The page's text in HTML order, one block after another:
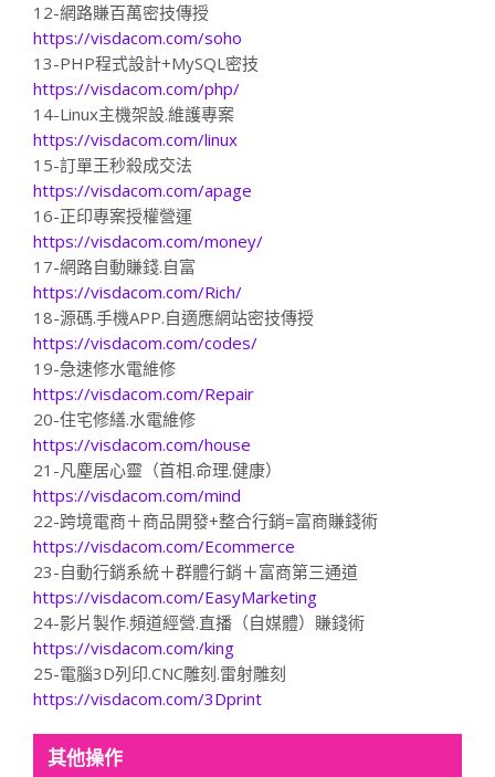
12-網路賺百萬密技傳授
https://visdacom.com/soho
13-PHP程式設計+MySQL密技
https://visdacom.com/php/
14-Linux主機架設.維護專案
https://visdacom.com/linux
15-訂單王秒殺成交法
https://visdacom.com/apage
16-正印專案授權營運
https://visdacom.com/money/
17-網路自動賺錢.自富
https://visdacom.com/Rich/
18-源碼.手機APP.自適應網站密技傳授
https://visdacom.com/codes/
19-急速修水電維修
https://visdacom.com/Repair
20-住宅修繕.水電維修
https://visdacom.com/house
21-凡塵居心靈（首相.命理.健康）
https://visdacom.com/mind
22-跨境電商＋商品開發+整合行銷=富商賺錢術
https://visdacom.com/Ecommerce
23-自動行銷系統＋群體行銷＋富商第三通道
https://visdacom.com/EasyMarketing
24-影片製作.頻道經營.直播（自媒體）賺錢術
https://visdacom.com/king
25-電腦3D列印.CNC雕刻.雷射雕刻
https://visdacom.com/3Dprint
其他操作